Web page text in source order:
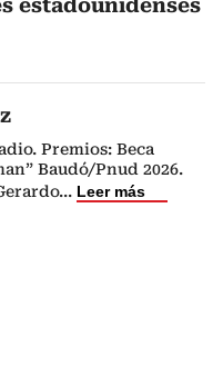
estadounidenses
Premios: Beca
Baudó/Pnud 2026.
... Leer más